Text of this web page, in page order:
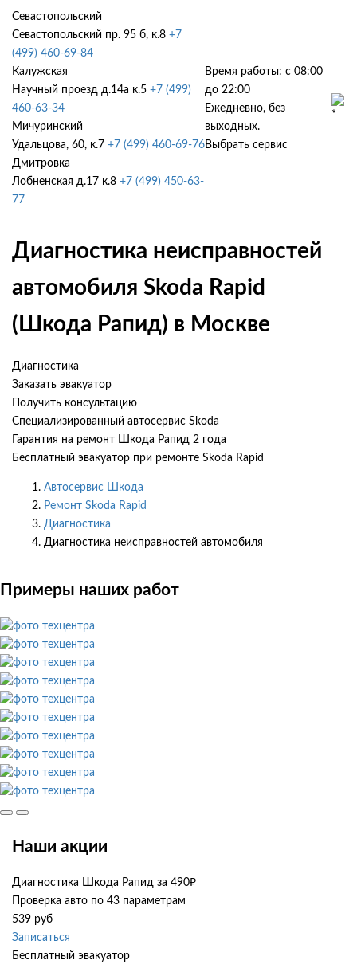
Севастопольский
Севастопольский пр. 95 б, к.8 +7
(499) 460-69-84
Калужская
Научный проезд д.14а к.5 +7 (499)
460-63-34
Мичуринский
Удальцова, 60, к.7 +7 (499) 460-69-76
Дмитровка
Лобненская д.17 к.8 +7 (499) 450-63-
77
Время работы: с 08:00
до 22:00
Ежедневно, без
выходных.
Выбрать сервис
Диагностика неисправностей
автомобиля Skoda Rapid
(Шкода Рапид) в Москве
Диагностика
Заказать эвакуатор
Получить консультацию
Специализированный автосервис Skoda
Гарантия на ремонт Шкода Рапид 2 года
Бесплатный эвакуатор при ремонте Skoda Rapid
Автосервис Шкода
Ремонт Skoda Rapid
Диагностика
Диагностика неисправностей автомобиля
Примеры наших работ
Наши акции
Диагностика Шкода Рапид за 490₽
Проверка авто по 43 параметрам
539 руб
Записаться
Бесплатный эвакуатор